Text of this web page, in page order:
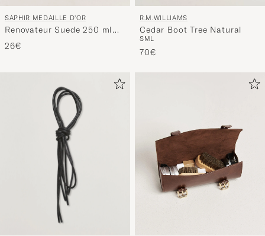
SAPHIR MEDAILLE D'OR
Renovateur Suede 250 ml
Spray Black
26€
R.M.WILLIAMS
Cedar Boot Tree Natural
SML
70€